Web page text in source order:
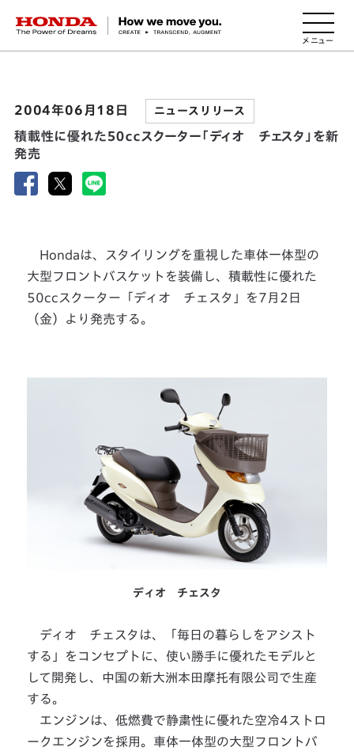
HONDA The Power of Dreams
2004年06月18日 ニュースリリース
積載性に優れた５０ｃｃスクーター「ディオ チェスタ」を新
発売
Hondaは、スタイリングを重視した車体一体型の
大型フロントバスケットを装備し、積載性に優れた
50ccスクーター「ディオ チェスタ」を7月2日
（金）より発売する。
ディオ チェスタ
ディオ チェスタは、「毎日の暮らしをアシスト
する」をコンセプトに、使い勝手に優れたモデルと
して開発し、中国の新大洲本田摩托有限公司で生産
する。
エンジンは、低燃費で静粛性に優れた空冷4ストロ
ークエンジンを採用。車体一体型の大型フロントバ